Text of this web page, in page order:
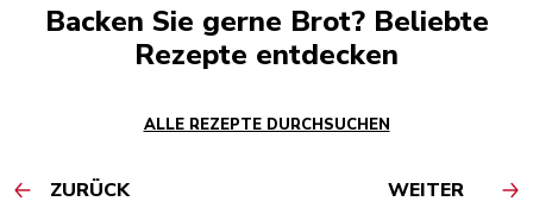
Backen Sie gerne Brot? Beliebte
Rezepte entdecken
ALLE REZEPTE DURCHSUCHEN
ZURÜCK WEITER